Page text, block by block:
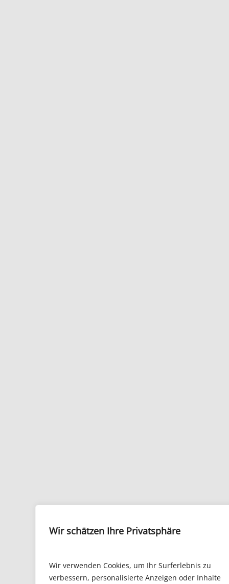
Wir schätzen Ihre Privatsphäre
Wir verwenden Cookies, um Ihr Surferlebnis zu
verbessern, personalisierte Anzeigen oder Inhalte